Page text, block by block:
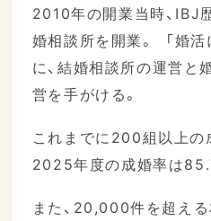
2010年の開業当時、IBJ
婚相談所を開業。 「婚活
に、結婚相談所の運営と
営を手がける。
これまでに200組以上の
2025年度の成婚率は
また、20,000件を超える